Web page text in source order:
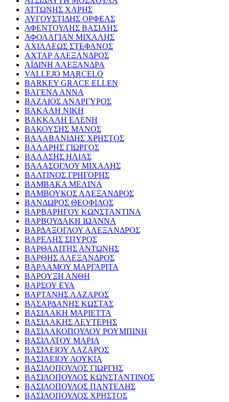
ΑΤΤΩΝΗΣ ΧΑΡΗΣ
ΑΥΓΟΥΣΤΙΔΗΣ ΟΡΦΕΑΣ
ΑΦΕΝΤΟΥΛΗΣ ΒΑΣΙΛΗΣ
ΑΦΟΛΑΓΙΑΝ ΜΙΧΑΛΗΣ
ΑΧΙΛΛΕΩΣ ΣΤΕΦΑΝΟΣ
ΑΧΤΑΡ ΑΛΕΞΑΝΔΡΟΣ
ΑΪΔΙΝΗ ΑΛΕΞΑΝΔΡΑ
VALLEJO MARCELO
BARKEY GRACE ELLEN
ΒΑΓΕΝΑ ΑΝΝΑ
ΒΑΖΑΙΟΣ ΑΝΑΡΓΥΡΟΣ
ΒΑΚΑΛΗ ΝΙΚΗ
ΒΑΚΚΑΛΗ ΕΛΕΝΗ
ΒΑΚΟΥΣΗΣ ΜΑΝΟΣ
ΒΑΛΑΒΑΝΙΔΗΣ ΧΡΗΣΤΟΣ
ΒΑΛΑΡΗΣ ΓΙΩΡΓΟΣ
ΒΑΛΑΣΗΣ ΗΛΙΑΣ
ΒΑΛΑΣΟΓΛΟΥ ΜΙΧΑΛΗΣ
ΒΑΛΤΙΝΟΣ ΓΡΗΓΟΡΗΣ
ΒΑΜΒΑΚΑ ΜΕΛΙΝΑ
ΒΑΜΒΟΥΚΟΣ ΑΛΕΞΑΝΔΡΟΣ
ΒΑΝΔΩΡΟΣ ΘΕΟΦΙΛΟΣ
ΒΑΡΒΑΡΗΓΟΥ ΚΩΝΣΤΑΝΤΙΝΑ
ΒΑΡΒΟΥΔΑΚΗ ΙΩΑΝΝΑ
ΒΑΡΔΑΞΟΓΛΟΥ ΑΛΕΞΑΝΔΡΟΣ
ΒΑΡΕΛΗΣ ΣΠΥΡΟΣ
ΒΑΡΘΑΛΙΤΗΣ ΑΝΤΩΝΗΣ
ΒΑΡΘΗΣ ΑΛΕΞΑΝΔΡΟΣ
ΒΑΡΛΑΜΟΥ ΜΑΡΓΑΡΙΤΑ
ΒΑΡΟΥΞΗ ΑΝΘΗ
ΒΑΡΣΟΥ ΕΥΑ
ΒΑΡΤΑΝΗΣ ΛΑΖΑΡΟΣ
ΒΑΣΑΡΔΑΝΗΣ ΚΩΣΤΑΣ
ΒΑΣΙΛΑΚΗ ΜΑΡΙΕΤΤΑ
ΒΑΣΙΛΑΚΗΣ ΛΕΥΤΕΡΗΣ
ΒΑΣΙΛΑΚΟΠΟΥΛΟΥ ΡΟΥΜΠΙΝΗ
ΒΑΣΙΛΑΤΟΥ ΜΑΡΙΑ
ΒΑΣΙΛΕΙΟΥ ΛΑΖΑΡΟΣ
ΒΑΣΙΛΕΙΟΥ ΛΟΥΚΙΑ
ΒΑΣΙΛΟΠΟΥΛΟΣ ΓΙΩΡΓΗΣ
ΒΑΣΙΛΟΠΟΥΛΟΣ ΚΩΝΣΤΑΝΤΙΝΟΣ
ΒΑΣΙΛΟΠΟΥΛΟΣ ΠΑΝΤΕΛΗΣ
ΒΑΣΙΛΟΠΟΥΛΟΣ ΧΡΗΣΤΟΣ